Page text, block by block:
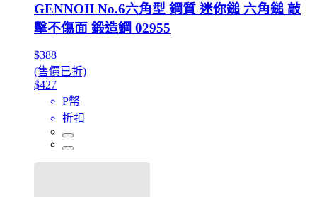
GENNOII No.6六角型 鋼質 迷你鎚 六角鎚 敲
擊不傷面 鍛造鋼 02955
$388
(售價已折)
$427
P幣
折扣